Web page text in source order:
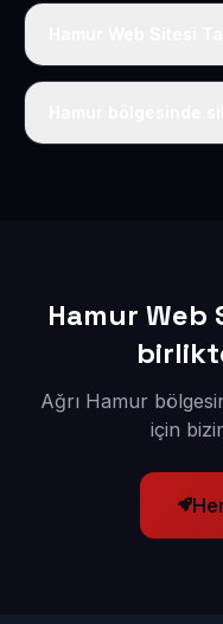
Tek fiyat uygulanır:
Hamur Web
Ağrı Hamur
için